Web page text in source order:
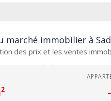
marché immobilier à
des prix et les ventes
-